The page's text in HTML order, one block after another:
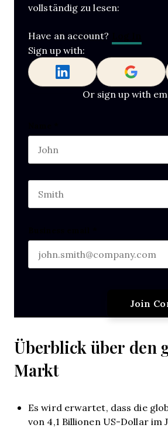
vollständig zu lesen:
Have an account?
Sign up with:
Or sign up with
Überblick über den
Markt
Es wird erwartet, dass die
von 4,1 Billionen US-Dollar im